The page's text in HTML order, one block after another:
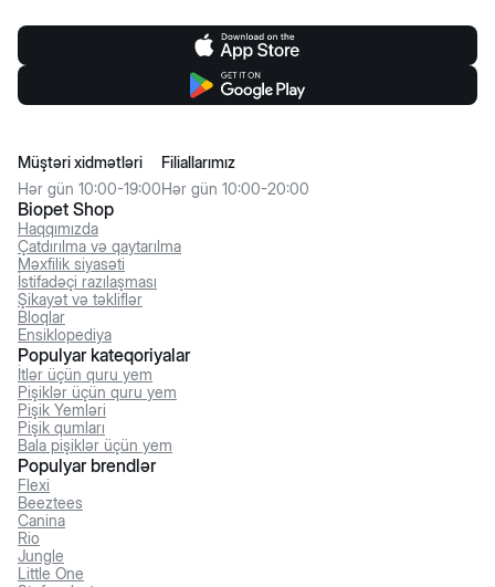
Biopet Shop
Haqqımızda
Çatdırılma və qaytarılma
Məxfilik siyasəti
İstifadəçi razılaşması
Şikayət və təkliflər
Bloqlar
Ensiklopediya
Müştəri xidmətləri
Hər gün 10:00-19:00
Filiallarımız
Hər gün 10:00-20:00
Populyar kateqoriyalar
İtlər üçün quru yem
Pişiklər üçün quru yem
Pişik Yemləri
Pişik qumları
Bala pişiklər üçün yem
Populyar brendlər
Flexi
Beeztees
Canina
Rio
Jungle
Little One